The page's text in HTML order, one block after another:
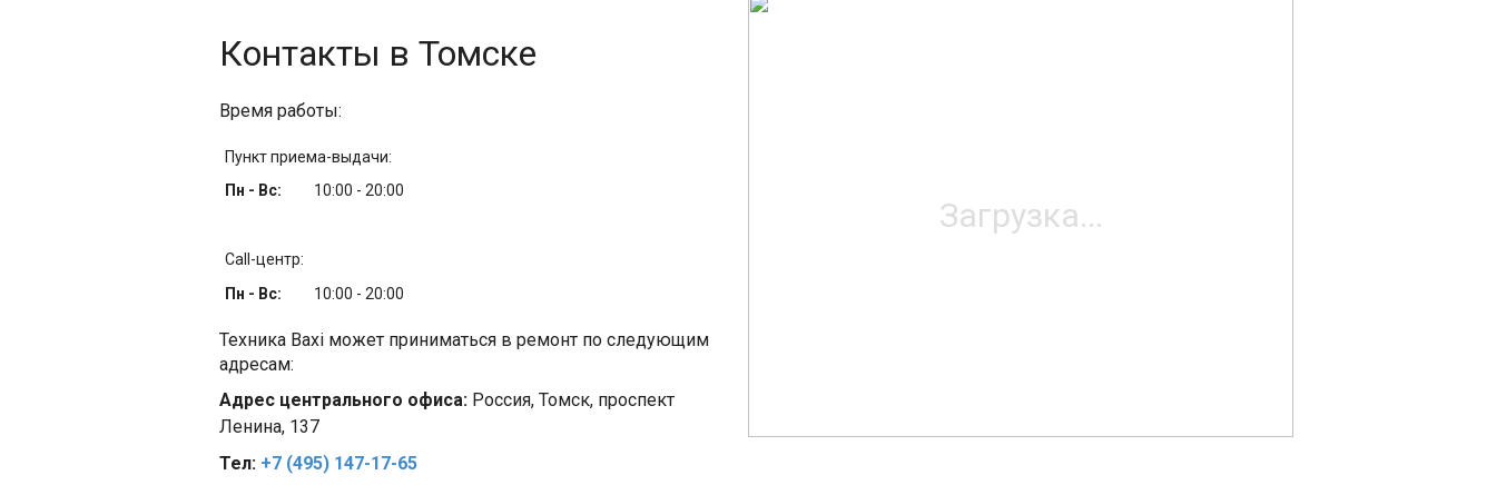
Контакты в Томске
Время работы:
Пункт приема-выдачи:
Пн - Вс:
10:00 - 20:00
Call-центр:
Пн - Вс:
10:00 - 20:00
Техника Baxi может приниматься в ремонт по следующим
адресам:
Адрес центрального офиса: Россия, Томск, проспект
Ленина, 137
Тел: +7 (495) 147-17-65